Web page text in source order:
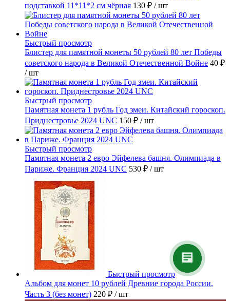
подставкой 11*11*2 см чёрная 130 ₽ / шт
Быстрый просмотр
Блистер для памятной монеты 50 рублей 80 лет Победы
советского народа в Великой Отечественной Войне 40 ₽
/ шт
Быстрый просмотр
Памятная монета 1 рубль Год змеи. Китайский гороскоп.
Приднестровье 2024 UNC 150 ₽ / шт
Быстрый просмотр
Памятная монета 2 евро Эйфелева башня. Олимпиада в
Париже. Франция 2024 UNC 530 ₽ / шт
Быстрый просмотр
Альбом для монет 10 рублей Древние города России.
Часть 3 (без монет) 220 ₽ / шт